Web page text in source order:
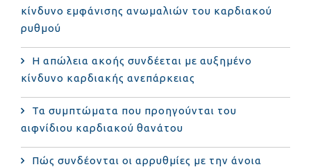
κίνδυνο εμφάνισης ανωμαλιών του καρδιακού
ρυθμού
Η απώλεια ακοής συνδέεται με αυξημένο
κίνδυνο καρδιακής ανεπάρκειας
Τα συμπτώματα που προηγούνται του
αιφνίδιου καρδιακού θανάτου
Πώς συνδέονται οι αρρυθμίες με την άνοια